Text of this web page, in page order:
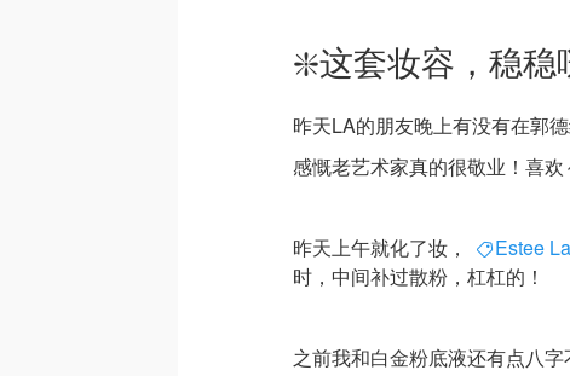
❇️这套妆容，稳
昨天LA的朋友晚上有没有在郭
感慨老艺术家真的很敬业！喜欢
昨天上午就化了妆， Estee
时，中间补过散粉，杠杠的！
之前我和白金粉底液还有点八